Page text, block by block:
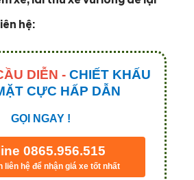
hệ:
DIỄN - CHIẾT KHẤU
CỰC HẤP DẪN
GỌI NGAY !
0865.956.515
liên hệ để nhận giá xe tốt nhất